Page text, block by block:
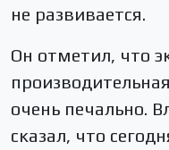
не развивается.
Он отметил, что
очень печально.
сказал, что